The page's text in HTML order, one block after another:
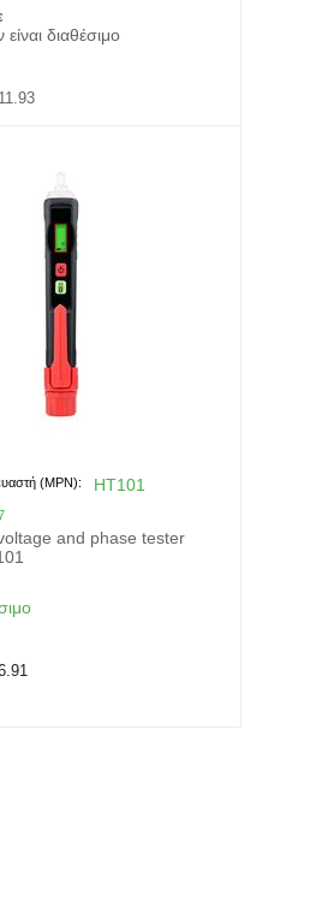
διαθέσιμο
11.93
(MPN): HT101
and phase tester